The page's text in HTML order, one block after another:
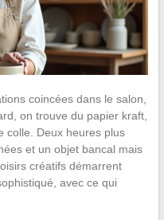
coincées dans le salon,
on trouve du papier kraft,
colle. Deux heures plus
et un objet bancal mais
créatifs démarrent
avec ce qui